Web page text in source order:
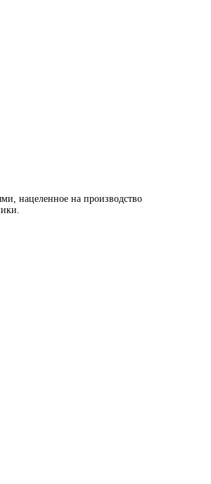
нацеленное на производство